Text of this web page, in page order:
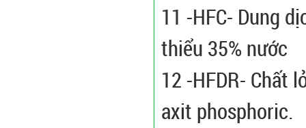
11 -HFC- Dung
thiểu 35% nước
12 -HFDR- Chất
axit phosphoric.